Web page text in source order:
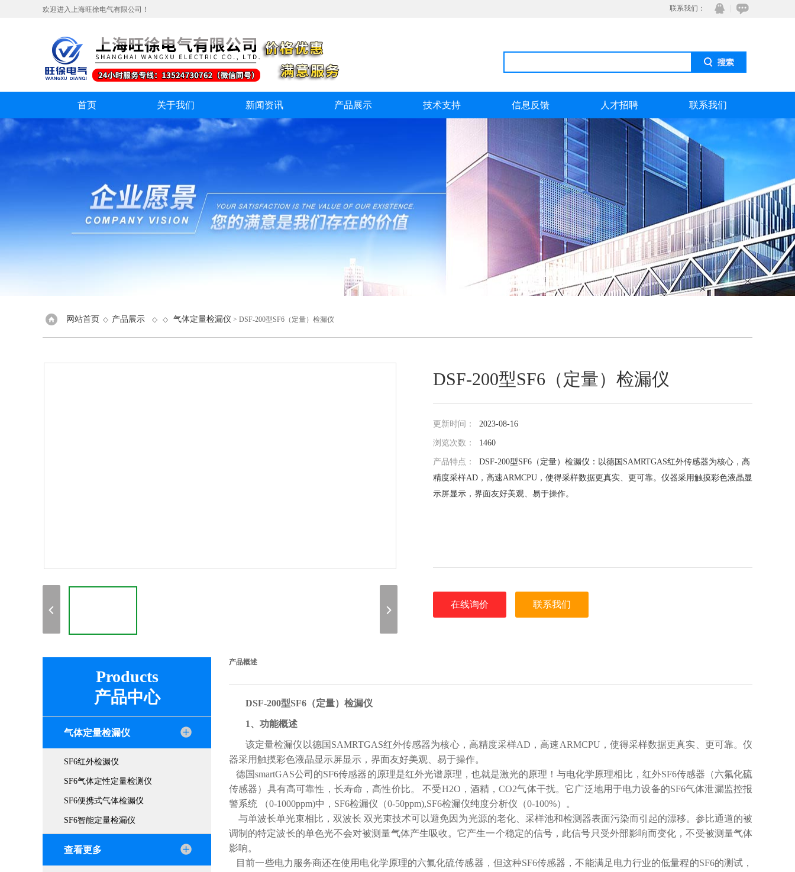
欢迎进入上海旺徐电气有限公司！ 联系我们：
在线咨
QQ
首页 关于我们 新闻资讯 产品展示 技术支持 信息反馈 人才招聘 联系我们
网站首页 ◇ 产品展示 ◇ ◇ 气体定量检漏仪 > DSF-200型SF6（定量）检漏仪
DSF-200型SF6（定量）检漏仪
更新时间： 2023-08-16
浏览次数： 1460
产品特点： DSF-200型SF6（定量）检漏仪：以德国SAMRTGAS红外传感器为核心，高
精度采样AD，高速ARMCPU，使得采样数据更真实、更可靠。仪器采用触摸彩色液晶显
示屏显示，界面友好美观、易于操作。
在线询价 联系我们
Products
产品中心
气体定量检漏仪
SF6红外检漏仪
SF6气体定性定量检测仪
SF6便携式气体检漏仪
SF6智能定量检漏仪
查看更多
产品概述
DSF-200型SF6（定量）检漏仪
1、功能概述
该定量检漏仪以德国SAMRTGAS红外传感器为核心，高精度采样AD，高速ARMCPU，使得采样数据更真实、更可靠。仪
器采用触摸彩色液晶显示屏显示，界面友好美观、易于操作。
德国smartGAS公司的SF6传感器的原理是红外光谱原理，也就是激光的原理！与电化学原理相比，红外SF6传感器（六氟化硫
传感器）具有高可靠性，长寿命，高性价比。 不受H2O，酒精，CO2气体干扰。它广泛地用于电力设备的SF6气体泄漏监控报
警系统 （0-1000ppm)中，SF6检漏仪（0-50ppm),SF6检漏仪纯度分析仪（0-100%）。
与单波长单光束相比，双波长 双光束技术可以避免因为光源的老化、采样池和检测器表面污染而引起的漂移。参比通道的被
调制的特定波长的单色光不会对被测量气体产生吸收。它产生一个稳定的信号，此信号只受外部影响而变化，不受被测量气体
影响。
目前一些电力服务商还在使用电化学原理的六氟化硫传感器，但这种SF6传感器，不能满足电力行业的低量程的SF6的测试，